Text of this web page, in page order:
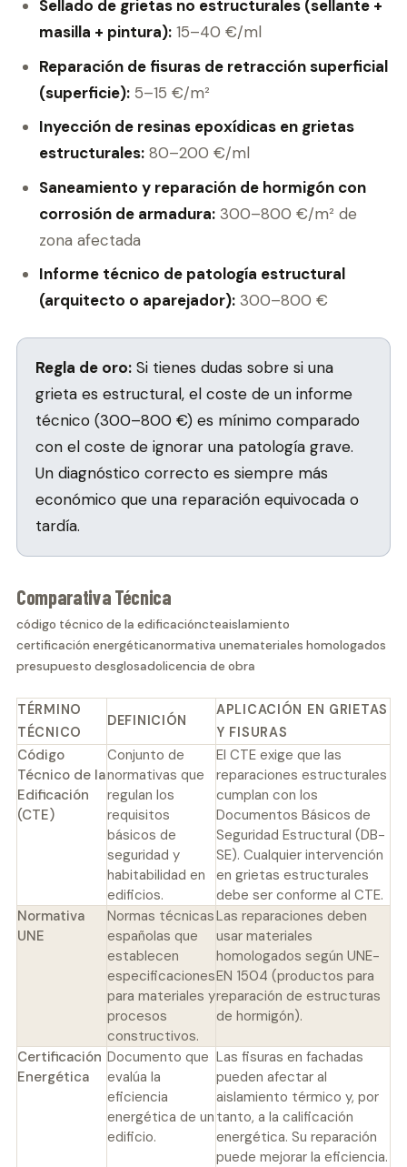
Sellado de grietas no estructurales (sellante +
masilla + pintura): 15–40 €/ml
Reparación de fisuras de retracción superficial
(superficie): 5–15 €/m²
Inyección de resinas epoxídicas en grietas
estructurales: 80–200 €/ml
Saneamiento y reparación de hormigón con
corrosión de armadura: 300–800 €/m² de
zona afectada
Informe técnico de patología estructural
(arquitecto o aparejador): 300–800 €
Regla de oro:Si tienes dudas sobre si una
grieta es estructural, el coste de un informe
técnico (300–800 €) es mínimo comparado
con el coste de ignorar una patología grave.
Un diagnóstico correcto es siempre más
económico que una reparación equivocada o
tardía.
Comparativa Técnica
código técnico de la edificacióncteaislamiento
certificación energéticanormativa unemateriales homologados
presupuesto desglosadolicencia de obra
TÉRMINO
TÉCNICO
DEFINICIÓN
APLICACIÓN EN GRIETAS
Y FISURAS
Código
Técnico de la
Edificación
(CTE)
Conjunto de
normativas que
regulan los
requisitos
básicos de
seguridad y
habitabilidad en
edificios.
El CTE exige que las
reparaciones estructurales
cumplan con los
Documentos Básicos de
Seguridad Estructural (DB-
SE). Cualquier intervención
en grietas estructurales
debe ser conforme al CTE.
Normativa
UNE
Normas técnicas
españolas que
establecen
especificaciones
para materiales y
procesos
constructivos.
Las reparaciones deben
usar materiales
homologados según UNE-
EN 1504 (productos para
reparación de estructuras
de hormigón).
Certificación
Energética
Documento que
evalúa la
eficiencia
energética de un
edificio.
Las fisuras en fachadas
pueden afectar al
aislamiento térmico y, por
tanto, a la calificación
energética. Su reparación
puede mejorar la eficiencia.